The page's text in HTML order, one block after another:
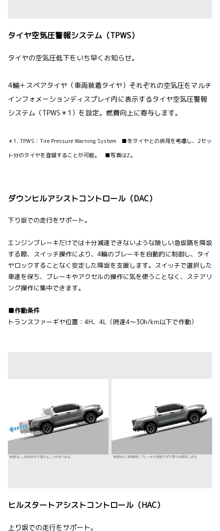
タイヤ空気圧警報システム（TPWS）
タイヤの空気圧低下をいち早くお知らせ。
4輪＋スペアタイヤ（車両装着タイヤ）それぞれの空気圧をマルチ
インフォメーションディスプレイ内に表示するタイヤ空気圧警報
システム（TPWS＊1）を設定。燃費向上に寄与します。
＊1. TPWS：Tire Pressure Warning System ■冬タイヤとの併用を考慮し、2セッ
ト分のタイヤを登録することが可能。 ■写真はZ。
ダウンヒルアシストコントロール（DAC）
下り坂での走行をサポート。
エンジンブレーキだけでは十分減速できないような険しい急坂路を降坂
する際、スイッチ操作により、4輪のブレーキを自動的に制御し、タイ
ヤロックすることなく安定した降坂を支援します。スイッチで選択した
車速を保ち、ブレーキやアクセルの操作に気を使うことなく、ステアリ
ング操作に集中できます。
■作動条件
トランスファーギヤ位置：4H、4L（時速4～30h/km以下で作動）
ヒルスタートアシストコントロール（HAC）
上り坂での走行をサポート。